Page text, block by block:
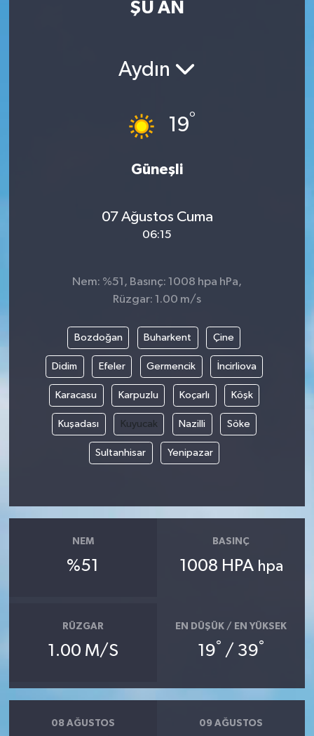
ŞU AN
Aydın
19°
Güneşli
07 Ağustos Cuma
06:15
Nem: %51, Basınç: 1008 hpa hPa,
Rüzgar: 1.00 m/s
Bozdoğan Buharkent Çine
Didim Efeler Germencik İncirliova
Karacasu Karpuzlu Koçarlı Köşk
Kuşadası Kuyucak Nazilli Söke
Sultanhisar Yenipazar
NEM
%51
BASINÇ
1008 HPA hpa
RÜZGAR
1.00 M/S
EN DÜŞÜK / EN YÜKSEK
19° / 39°
08 AĞUSTOS 09 AĞUSTOS